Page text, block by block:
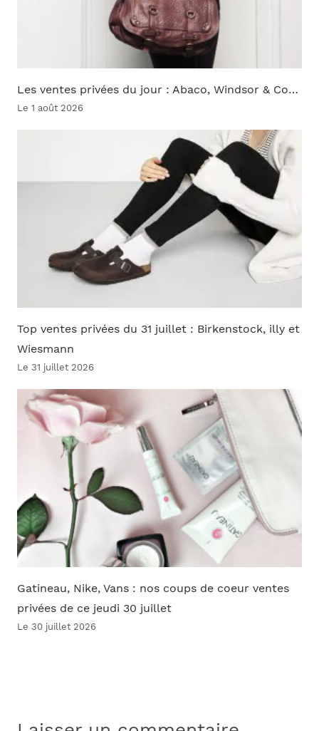
Les ventes privées du jour : Abaco, Windsor & Co…
Le 1 août 2026
Top ventes privées du 31 juillet : Birkenstock, illy et
Wiesmann
Le 31 juillet 2026
Gatineau, Nike, Vans : nos coups de coeur ventes
privées de ce jeudi 30 juillet
Le 30 juillet 2026